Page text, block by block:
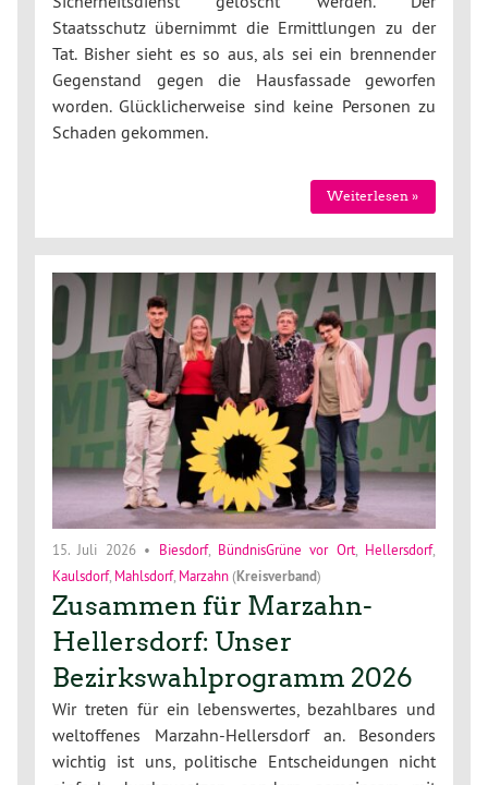
Staatsschutz übernimmt die Ermittlungen zu der
Tat. Bisher sieht es so aus, als sei ein brennender
Gegenstand gegen die Hausfassade geworfen
worden. Glücklicherweise sind keine Personen zu
Schaden gekommen.
Weiterlesen »
15. Juli 2026• Biesdorf, BündnisGrüne vor Ort, Hellersdorf,
Kaulsdorf, Mahlsdorf, Marzahn (Kreisverband)
Zusammen für Marzahn-
Hellersdorf: Unser
Bezirkswahlprogramm 2026
Wir treten für ein lebenswertes, bezahlbares und
weltoffenes Marzahn-Hellersdorf an. Besonders
wichtig ist uns, politische Entscheidungen nicht